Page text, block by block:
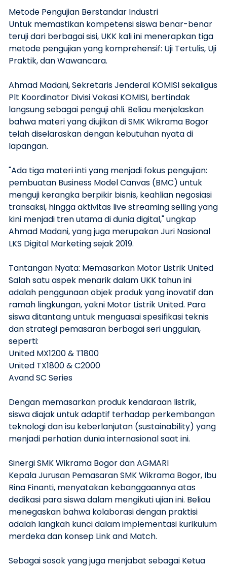
Metode Pengujian Berstandar Industri
Untuk memastikan kompetensi siswa benar-benar
teruji dari berbagai sisi, UKK kali ini menerapkan tiga
metode pengujian yang komprehensif: Uji Tertulis, Uji
Praktik, dan Wawancara.
Ahmad Madani, Sekretaris Jenderal KOMISI sekaligus
Plt Koordinator Divisi Vokasi KOMISI, bertindak
langsung sebagai penguji ahli. Beliau menjelaskan
bahwa materi yang diujikan di SMK Wikrama Bogor
telah diselaraskan dengan kebutuhan nyata di
lapangan.
"Ada tiga materi inti yang menjadi fokus pengujian:
pembuatan Business Model Canvas (BMC) untuk
menguji kerangka berpikir bisnis, keahlian negosiasi
transaksi, hingga aktivitas live streaming selling yang
kini menjadi tren utama di dunia digital," ungkap
Ahmad Madani, yang juga merupakan Juri Nasional
LKS Digital Marketing sejak 2019.
Tantangan Nyata: Memasarkan Motor Listrik United
Salah satu aspek menarik dalam UKK tahun ini
adalah penggunaan objek produk yang inovatif dan
ramah lingkungan, yakni Motor Listrik United. Para
siswa ditantang untuk menguasai spesifikasi teknis
dan strategi pemasaran berbagai seri unggulan,
seperti:
United MX1200 & T1800
United TX1800 & C2000
Avand SC Series
Dengan memasarkan produk kendaraan listrik,
siswa diajak untuk adaptif terhadap perkembangan
teknologi dan isu keberlanjutan (sustainability) yang
menjadi perhatian dunia internasional saat ini.
Sinergi SMK Wikrama Bogor dan AGMARI
Kepala Jurusan Pemasaran SMK Wikrama Bogor, Ibu
Rina Finanti, menyatakan kebanggaannya atas
dedikasi para siswa dalam mengikuti ujian ini. Beliau
menegaskan bahwa kolaborasi dengan praktisi
adalah langkah kunci dalam implementasi kurikulum
merdeka dan konsep Link and Match.
Sebagai sosok yang juga menjabat sebagai Ketua